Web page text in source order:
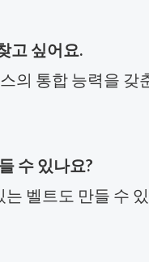
고 싶어요.
의 통합 능력을
수 있나요?
는 벨트도 만들 수